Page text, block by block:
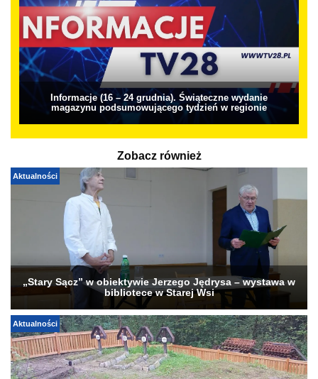
Informacje (16 – 24 grudnia). Świąteczne wydanie
magazynu podsumowującego tydzień w regionie
Zobacz również
Aktualności
„Stary Sącz” w obiektywie Jerzego Jędrysa – wystawa w
bibliotece w Starej Wsi
Aktualności